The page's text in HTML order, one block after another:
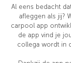
Al eens bedacht
afleggen als jij?
carpool app
de app vind je
collega wordt in